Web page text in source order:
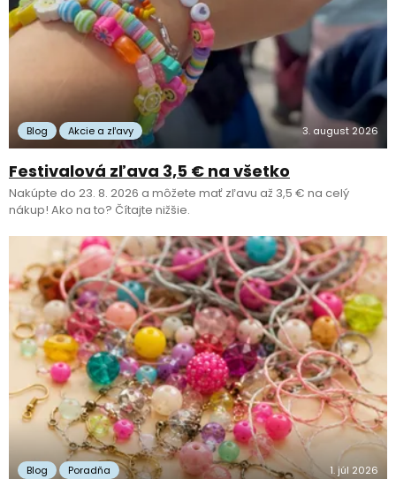
Blog Akcie a zľavy 3. august 2026
Festivalová zľava 3,5 € na všetko
Nakúpte do 23. 8. 2026 a môžete mať zľavu až 3,5 € na celý
nákup! Ako na to? Čítajte nižšie.
Blog Poradňa 1. júl 2026